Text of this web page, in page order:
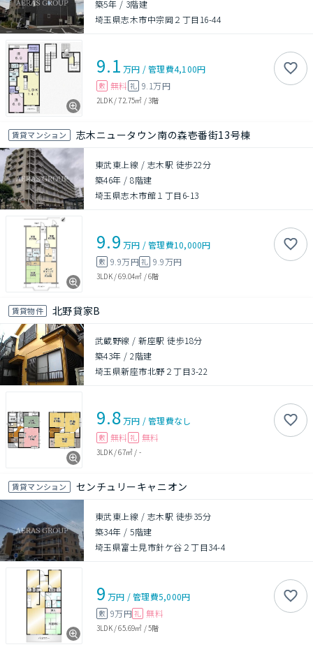
築5年 / 3階建
埼玉県志木市中宗岡２丁目16-44
9.1 万円 /管理費4,100円
敷 無料 礼 9.1万円
2LDK/72.75㎡ /3階
賃貸マンション 志木ニュータウン南の森壱番街13号棟
東武東上線 / 志木駅 徒歩22分
築46年 /8階建
埼玉県志木市館１丁目6-13
9.9 万円 /管理費10,000円
敷 9.9万円礼 9.9万円
3LDK/69.04㎡ /6階
賃貸物件 北野貸家B
武蔵野線 / 新座駅 徒歩18分
築43年 /2階建
埼玉県新座市北野２丁目3-22
9.8万円 /管理費なし
敷 無料 礼 無料
3LDK/67㎡ / -
賃貸マンション センチュリーキャニオン
東武東上線 / 志木駅 徒歩35分
築34年 /5階建
埼玉県富士見市針ケ谷２丁目34-4
9 万円 /管理費5,000円
敷 9万円 礼 無料
3LDK/65.69㎡ /5階